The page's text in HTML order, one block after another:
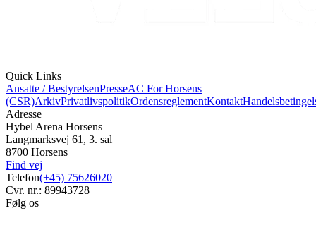
Quick Links
Ansatte / BestyrelsenPresseAC For Horsens
(CSR)ArkivPrivatlivspolitikOrdensreglementKontakt
Adresse
Hybel Arena Horsens
Langmarksvej 61, 3. sal
8700 Horsens
Find vej
Telefon(+45) 75626020
Cvr. nr.: 89943728
Følg os